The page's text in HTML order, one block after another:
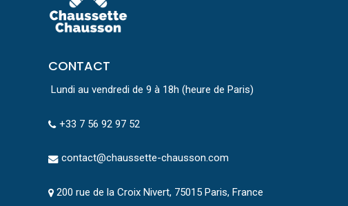
CONTACT
Lundi au vendredi de 9 à 18h (heure de Paris)
+33 7 56 92 97 52
contact@chaussette-chausson.com
200 rue de la Croix Nivert, 75015 Paris, France